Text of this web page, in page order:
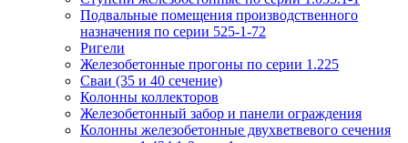
Подвальные помещения производственного
назначения по серии 525-1-72
Ригели
Железобетонные прогоны по серии 1.225
Сваи (35 и 40 сечение)
Колонны коллекторов
Железобетонный забор и панели ограждения
Колонны железобетонные двухветвевого сечения